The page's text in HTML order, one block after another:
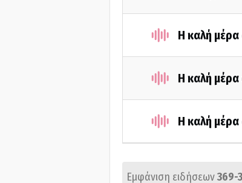
Η καλή
Η καλή
Η καλή
Εμφάνιση ειδήσεων369-